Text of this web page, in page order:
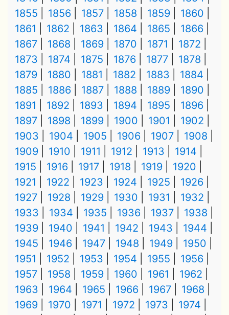
1855
1856 1857 1858 1859
1860
1861
1862 1863 1864 1865
1866
1867
1868 1869 1870 1871
1872
1873
1874 1875 1876 1877
1878
1879
1880 1881 1882 1883
1884
1885
1886 1887 1888 1889
1890
1891
1892 1893 1894 1895
1896
1897
1898 1899 1900 1901
1902
1903
1904 1905 1906 1907
1908
1909
1910 1911 1912 1913
1914
1915
1916 1917 1918 1919
1920
1921
1922 1923 1924 1925
1926
1927
1928 1929 1930 1931
1932
1933
1934 1935 1936 1937
1938
1939
1940 1941 1942 1943
1944
1945
1946 1947 1948 1949
1950
1951
1952 1953 1954 1955
1956
1957
1958 1959 1960 1961
1962
1963
1964 1965 1966 1967
1968
1969
1970 1971 1972 1973
1974